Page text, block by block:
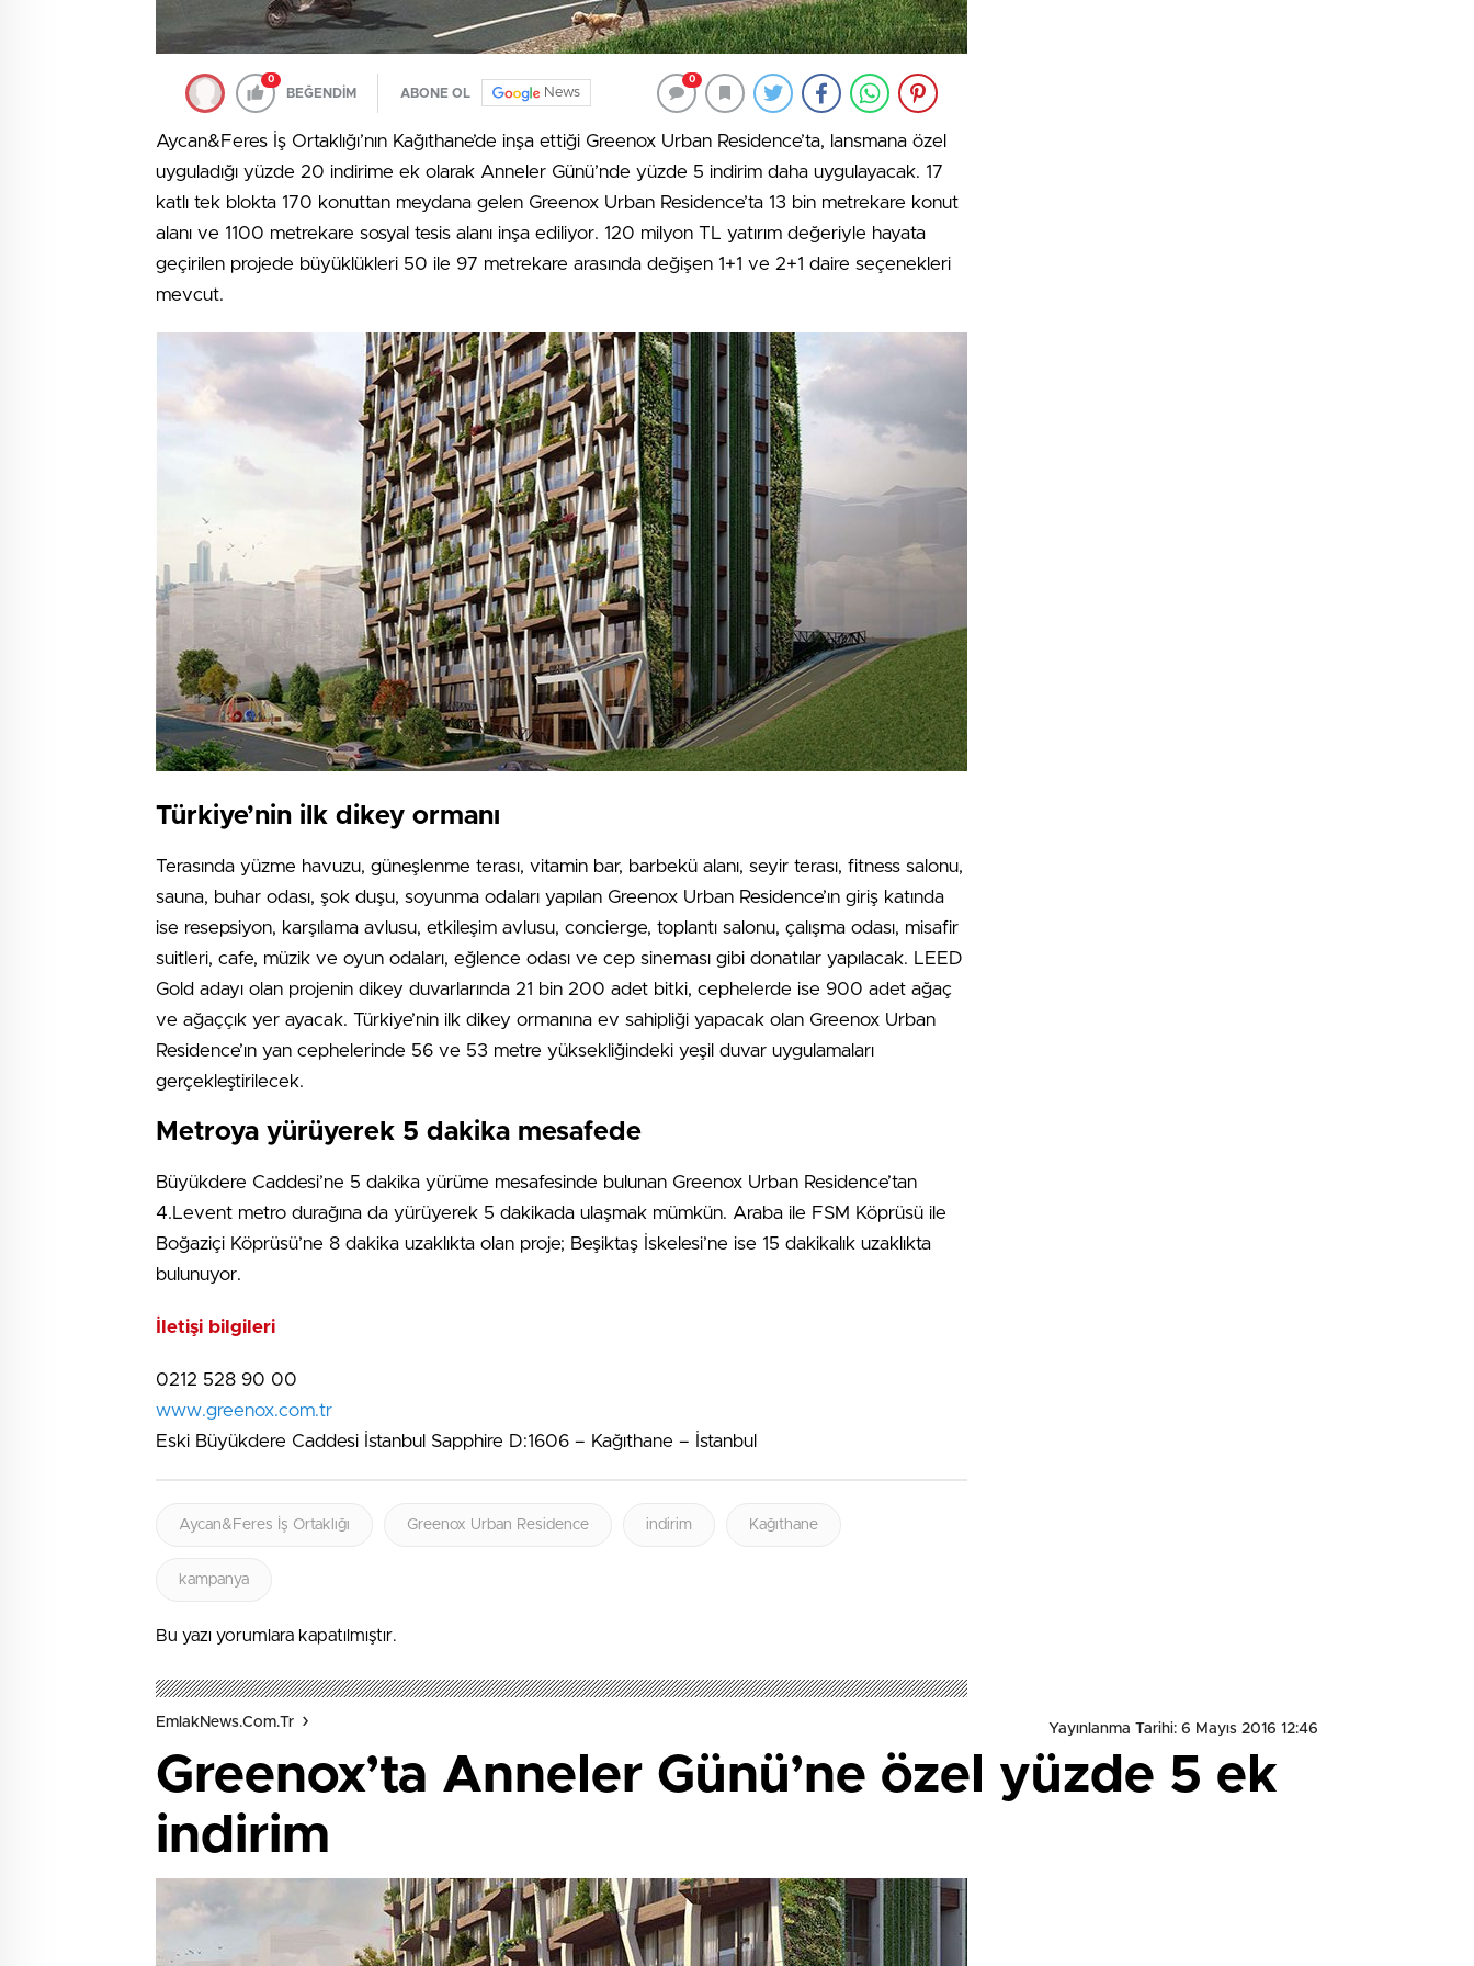
0
BEĞENDİM ABONE OL News
0
Aycan&Feres İş Ortaklığı’nın Kağıthane’de inşa ettiği Greenox Urban Residence’ta, lansmana özel
uyguladığı yüzde 20 indirime ek olarak Anneler Günü’nde yüzde 5 indirim daha uygulayacak. 17
katlı tek blokta 170 konuttan meydana gelen Greenox Urban Residence’ta 13 bin metrekare konut
alanı ve 1100 metrekare sosyal tesis alanı inşa ediliyor. 120 milyon TL yatırım değeriyle hayata
geçirilen projede büyüklükleri 50 ile 97 metrekare arasında değişen 1+1 ve 2+1 daire seçenekleri
mevcut.
Türkiye’nin ilk dikey ormanı
Terasında yüzme havuzu, güneşlenme terası, vitamin bar, barbekü alanı, seyir terası, fitness salonu,
sauna, buhar odası, şok duşu, soyunma odaları yapılan Greenox Urban Residence’ın giriş katında
ise resepsiyon, karşılama avlusu, etkileşim avlusu, concierge, toplantı salonu, çalışma odası, misafir
suitleri, cafe, müzik ve oyun odaları, eğlence odası ve cep sineması gibi donatılar yapılacak. LEED
Gold adayı olan projenin dikey duvarlarında 21 bin 200 adet bitki, cephelerde ise 900 adet ağaç
ve ağaççık yer ayacak. Türkiye’nin ilk dikey ormanına ev sahipliği yapacak olan Greenox Urban
Residence’ın yan cephelerinde 56 ve 53 metre yüksekliğindeki yeşil duvar uygulamaları
gerçekleştirilecek.
Metroya yürüyerek 5 dakika mesafede
Büyükdere Caddesi’ne 5 dakika yürüme mesafesinde bulunan Greenox Urban Residence’tan
4.Levent metro durağına da yürüyerek 5 dakikada ulaşmak mümkün. Araba ile FSM Köprüsü ile
Boğaziçi Köprüsü’ne 8 dakika uzaklıkta olan proje; Beşiktaş İskelesi’ne ise 15 dakikalık uzaklıkta
bulunuyor.
İletişi bilgileri
0212 528 90 00
www.greenox.com.tr
Eski Büyükdere Caddesi İstanbul Sapphire D:1606 – Kağıthane – İstanbul
Aycan&Feres İş Ortaklığı Greenox Urban Residence indirim Kağıthane
kampanya
Bu yazı yorumlara kapatılmıştır.
EmlakNews.com.tr Yayınlanma Tarihi: 6 Mayıs 2016 12:46
Greenox’ta Anneler Günü’ne özel yüzde 5 ek
indirim